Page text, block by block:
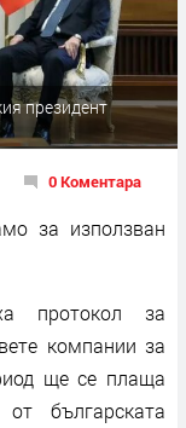
президент
0 Коментара
за използван
протокол за
компании за
ще се плаща
българската